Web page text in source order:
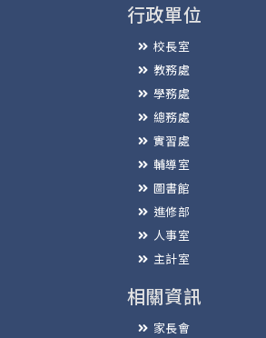
行政單位
校長室
教務處
學務處
總務處
實習處
輔導室
圖書館
進修部
人事室
主計室
相關資訊
家長會